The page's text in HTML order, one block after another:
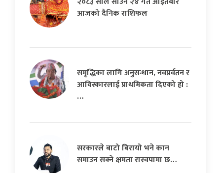
आजको दैनिक राशिफल
समृद्धिका लागि अनुसन्धान, नवप्रर्वतन र
आविस्कारलाई प्राथमिकता दिएको हो :
…
सरकारले बाटो बिरायो भने कान
समाउन सक्ने क्षमता रास्वपामा छ…